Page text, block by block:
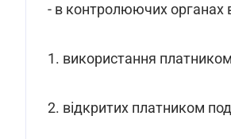
- в контролюючих органах
1. використання
2. відкритих платником